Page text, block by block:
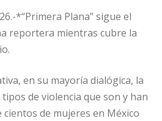
*“Primera Plana” sigue el
reportera mientras cubre la
en su mayoría dialógica, la
de violencia que son y han
cientos de mujeres en México